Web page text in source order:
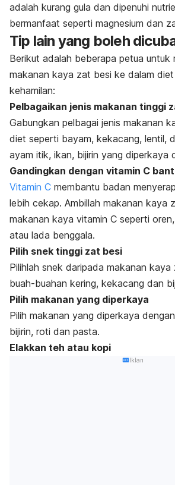
adalah kurang gula dan dipenuhi
bermanfaat seperti magnesium dan
Tip lain yang boleh
Berikut adalah beberapa petua untuk
makanan kaya zat besi ke dalam diet
kehamilan:
Pelbagaikan jenis makanan tinggi
Gabungkan pelbagai jenis makanan
diet seperti bayam, kekacang, lentil,
ayam itik, ikan, bijirin yang diperkaya
Gandingkan dengan vitamin C
Vitamin C membantu badan
lebih cekap. Ambillah makanan kaya
makanan kaya vitamin C seperti
atau lada benggala.
Pilih snek tinggi zat besi
Pilihlah snek daripada makanan
buah-buahan kering, kekacang dan
Pilih makanan yang diperkaya
Pilih makanan yang diperkaya
bijirin, roti dan pasta.
Elakkan teh atau kopi
Iklan